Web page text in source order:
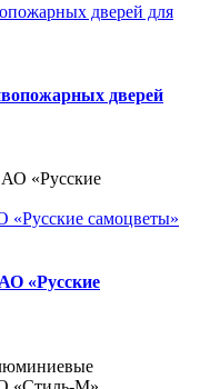
дверей для
дверей
самоцветы»
«Русские